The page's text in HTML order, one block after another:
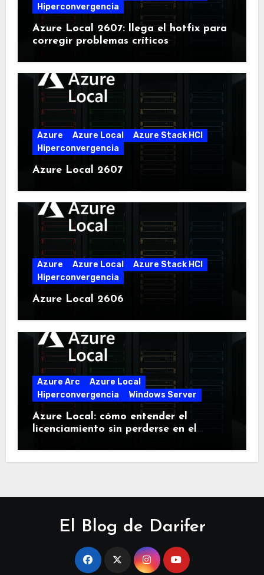
Hiperconvergencia
Azure Local 2607: llega el hotfix para
corregir problemas críticos
Azure Azure Local
Azure Stack HCI
Hiperconvergencia
Azure Local 2607
Azure Azure Local
Azure Stack HCI
Hiperconvergencia
Azure Local 2606
Azure Arc
Azure Local
Hiperconvergencia
Windows Server
Azure Local: cómo entender el
licenciamiento sin perderse en el
El Blog de Darifer